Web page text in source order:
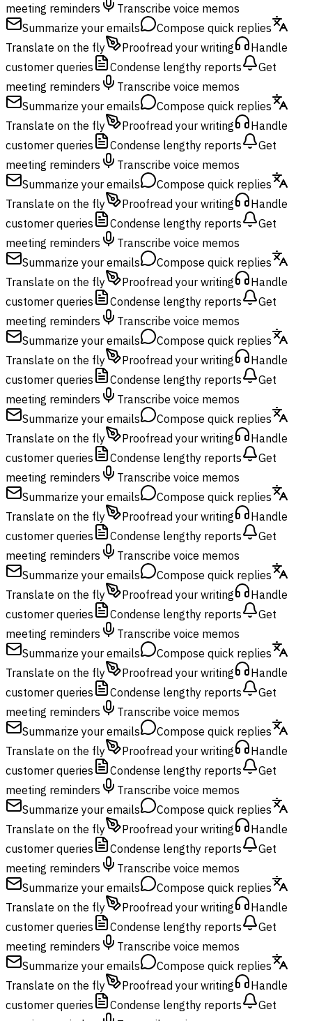
meeting reminders
Transcribe voice memos
Summarize your emails
Compose quick replies
Translate on the fly
Proofread your writing
Handle
customer queries
Condense lengthy reports
Get
meeting reminders
Transcribe voice memos
Summarize your emails
Compose quick replies
Translate on the fly
Proofread your writing
Handle
customer queries
Condense lengthy reports
Get
meeting reminders
Transcribe voice memos
Summarize your emails
Compose quick replies
Translate on the fly
Proofread your writing
Handle
customer queries
Condense lengthy reports
Get
meeting reminders
Transcribe voice memos
Summarize your emails
Compose quick replies
Translate on the fly
Proofread your writing
Handle
customer queries
Condense lengthy reports
Get
meeting reminders
Transcribe voice memos
Summarize your emails
Compose quick replies
Translate on the fly
Proofread your writing
Handle
customer queries
Condense lengthy reports
Get
meeting reminders
Transcribe voice memos
Summarize your emails
Compose quick replies
Translate on the fly
Proofread your writing
Handle
customer queries
Condense lengthy reports
Get
meeting reminders
Transcribe voice memos
Summarize your emails
Compose quick replies
Translate on the fly
Proofread your writing
Handle
customer queries
Condense lengthy reports
Get
meeting reminders
Transcribe voice memos
Summarize your emails
Compose quick replies
Translate on the fly
Proofread your writing
Handle
customer queries
Condense lengthy reports
Get
meeting reminders
Transcribe voice memos
Summarize your emails
Compose quick replies
Translate on the fly
Proofread your writing
Handle
customer queries
Condense lengthy reports
Get
meeting reminders
Transcribe voice memos
Summarize your emails
Compose quick replies
Translate on the fly
Proofread your writing
Handle
customer queries
Condense lengthy reports
Get
meeting reminders
Transcribe voice memos
Summarize your emails
Compose quick replies
Translate on the fly
Proofread your writing
Handle
customer queries
Condense lengthy reports
Get
meeting reminders
Transcribe voice memos
Summarize your emails
Compose quick replies
Translate on the fly
Proofread your writing
Handle
customer queries
Condense lengthy reports
Get
meeting reminders
Transcribe voice memos
Summarize your emails
Compose quick replies
Translate on the fly
Proofread your writing
Handle
customer queries
Condense lengthy reports
Get